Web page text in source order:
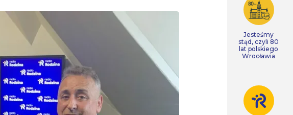
Jesteśmy
stąd, czyli 80
lat polskiego
Wrocławia